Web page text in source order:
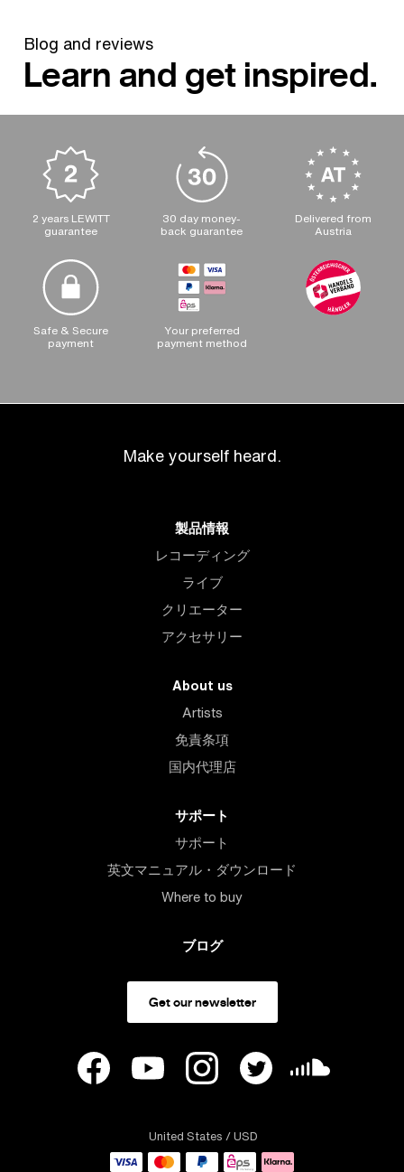
Blog and reviews
Learn and get inspired.
2 years LEWITT
guarantee
30 day money-
back guarantee
Delivered from
Austria
Safe & Secure
payment
Your preferred
payment method
Make yourself heard.
製品情報
レコーディング
ライブ
クリエーター
アクセサリー
About us
Artists
免責条項
国内代理店
サポート
サポート
英文マニュアル・ダウンロード
Where to buy
ブログ
Get our newsletter
United States / USD